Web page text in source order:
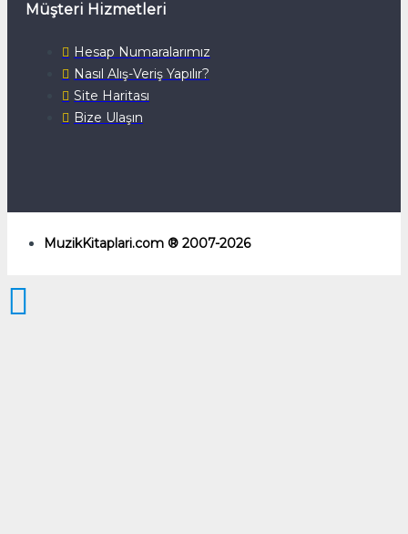
Müşteri Hizmetleri
Hesap Numaralarımız
Nasıl Alış-Veriş Yapılır?
Site Haritası
Bize Ulaşın
MuzikKitaplari.com ® 2007-2026